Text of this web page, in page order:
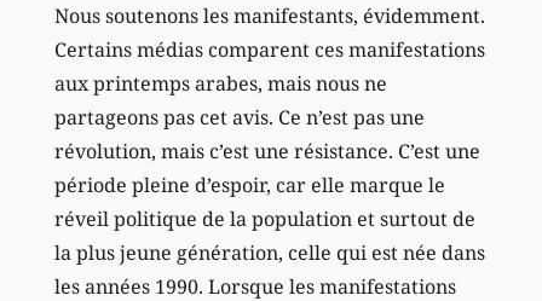
Nous soutenons les manifestants, évidemment.
Certains médias comparent ces manifestations
aux printemps arabes, mais nous ne
partageons pas cet avis. Ce n’est pas une
révolution, mais c’est une résistance. C’est une
période pleine d’espoir, car elle marque le
réveil politique de la population et surtout de
la plus jeune génération, celle qui est née dans
les années 1990. Lorsque les manifestations